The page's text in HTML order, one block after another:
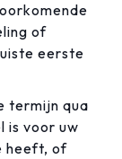
of
eerste
termijn qua
is voor uw
heeft, of